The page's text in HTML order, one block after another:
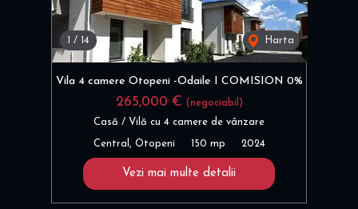
1 / 14 Harta
Vila 4 camere Otopeni -Odaile I COMISION 0%
265,000 € (negociabil)
Casă / Vilă cu 4 camere de vânzare
Central, Otopeni 150 mp 2024
Vezi mai multe detalii